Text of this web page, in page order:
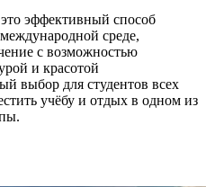
эффективный способ
среде,
с возможностью
и красотой
выбор для студентов всех
учёбу и отдых в одном из